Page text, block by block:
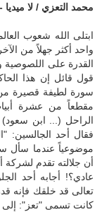
محمد التعزي / لا ميديا -
ابتلى الله شعوب
واحد أكثر جهلاً من
القدرة على اللصوصية
قول قائل إن هذا
سورة لطيفة قصيرة
مقطعاً من عشرة
الراحل (... ابن
فقال أحد الجالسين:
موضوعياً عندما سأل
أن جلالته تقدم
عادي؟! أجابه أحد
تعالى قد خلقك فإنه
كانت تسمى "تعز": إلى